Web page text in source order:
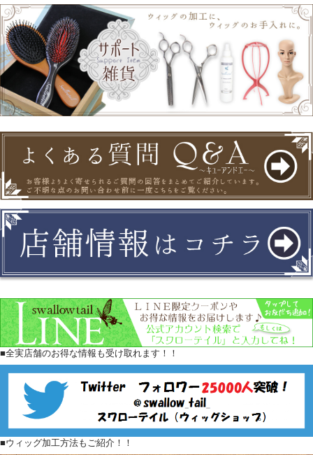
■全実店舗のお得な情報も受け取れます！！
■ウィッグ加工方法もご紹介！！